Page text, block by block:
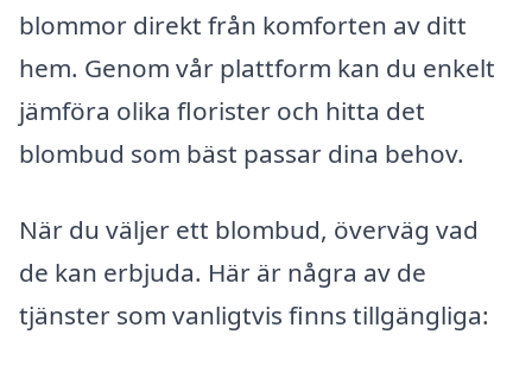
blommor direkt från komforten av ditt
hem. Genom vår plattform kan du enkelt
jämföra olika florister och hitta det
blombud som bäst passar dina behov.
När du väljer ett blombud, överväg vad
de kan erbjuda. Här är några av de
tjänster som vanligtvis finns tillgängliga: